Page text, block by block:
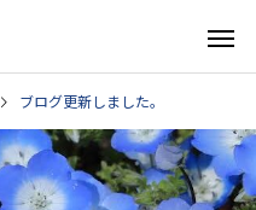
ブログ更新しました。